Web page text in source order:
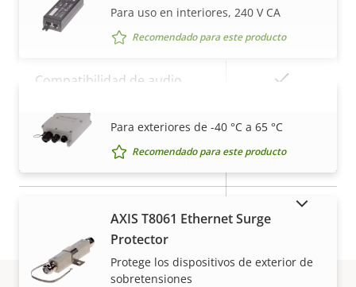
Audio
Descripción
propiedad
Valor de
propiedad
Compatibilidad de audio
Red
de
la
propiedad
Seguridad
VISUALIZAR MÁS
Para uso en interiores, 240 V CA
Recomendado para este producto
Para exteriores de -40 °C a 65 °C
Recomendado para este producto
AXIS T8061 Ethernet Surge
Protector
Protege los dispositivos de exterior de
sobretensiones